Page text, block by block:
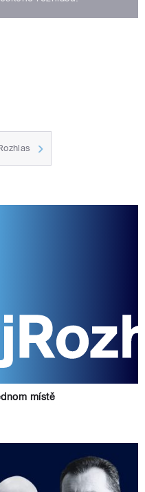
místě